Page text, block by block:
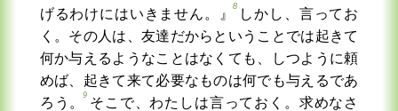
げるわけにはいきません。』
8
しかし、言ってお
く。その人は、友達だからということでは起きて
何か与えるようなことはなくても、しつように頼
めば、起きて来て必要なものは何でも与えるであ
ろう。
9
そこで、わたしは言っておく。求めなさ